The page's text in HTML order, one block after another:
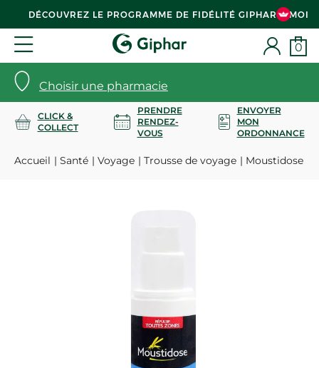
DÉCOUVREZ LE PROGRAMME DE FIDÉLITÉ GIPHAR & MOI
Choisir une pharmacie
0
CLICK &
COLLECT
PRENDRE
RENDEZ-
VOUS
ENVOYER
MON
ORDONNANCE
Accueil Santé Voyage Trousse de voyage Moustidose